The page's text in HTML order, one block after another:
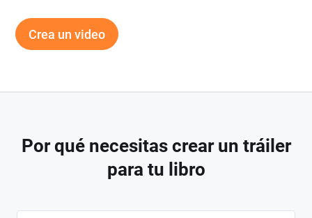
Crea un video
Por qué necesitas crear un tráiler
para tu libro